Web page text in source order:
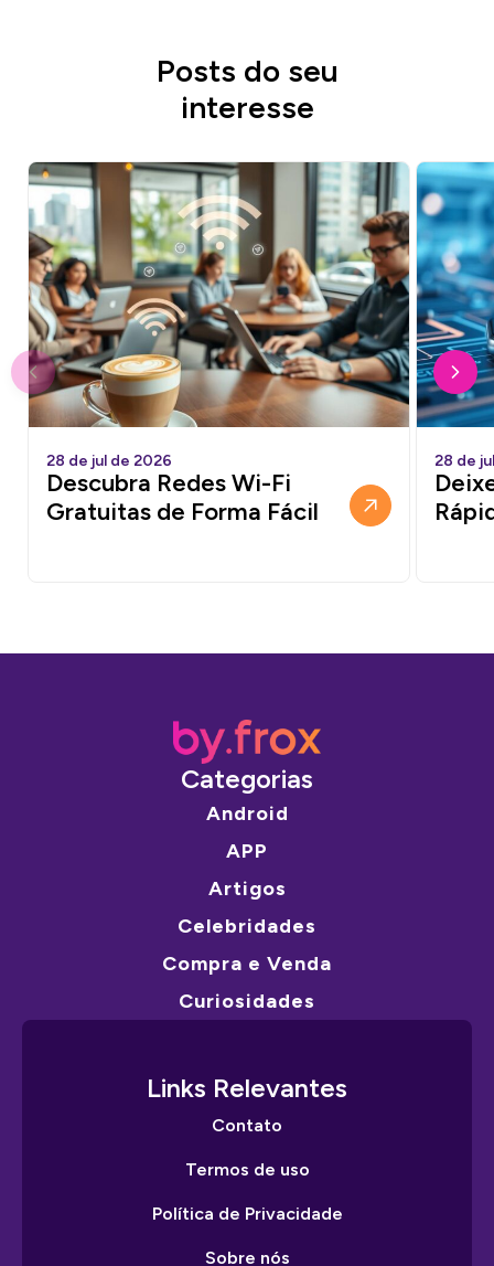
Posts do seu
interesse
28 de jul de 2026
Descubra Redes Wi-Fi
Gratuitas de Forma Fácil
28 de
Categorias
Android
APP
Artigos
Celebridades
Compra e Venda
Curiosidades
Links Relevantes
Contato
Termos de uso
Política de Privacidade
Sobre nós